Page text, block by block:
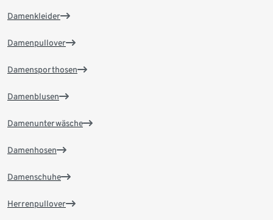
Damenkleider
Damenpullover
Damensporthosen
Damenblusen
Damenunterwäsche
Damenhosen
Damenschuhe
Herrenpullover